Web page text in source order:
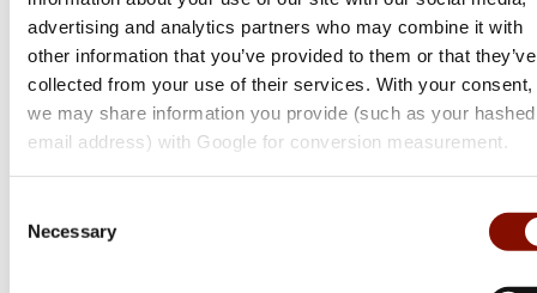
advertising and analytics partners who may combine it with
other information that you’ve provided to them or that they’ve
collected from your use of their services. With your consent,
we may share information you provide (such as your hashed
email address) with Google for conversion measurement.
Selection
Necessary
Beretta
Butte Softshell Vest | Brown Bark & moss
Flera varianter